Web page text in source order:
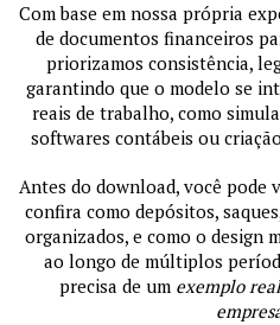
Com base em nossa própria
de documentos financeiros
priorizamos consistência,
garantindo que o modelo se
reais de trabalho, como
softwares contábeis ou
Antes do download, você
confira como depósitos,
organizados, e como o design
ao longo de múltiplos
precisa de um exemplo